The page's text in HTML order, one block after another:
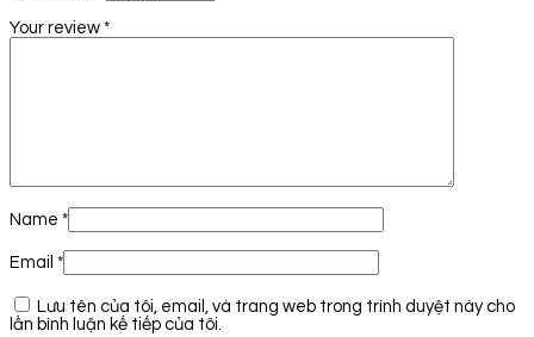
Your review *
Name *
Email *
Lưu tên của tôi, email, và trang web trong trình duyệt này cho
lần bình luận kế tiếp của tôi.